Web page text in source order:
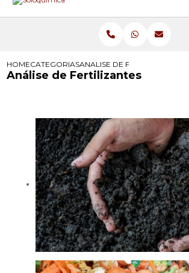
HOMECATEGORIASANALISE DE FERTILIZANTES
Análise de Fertilizantes